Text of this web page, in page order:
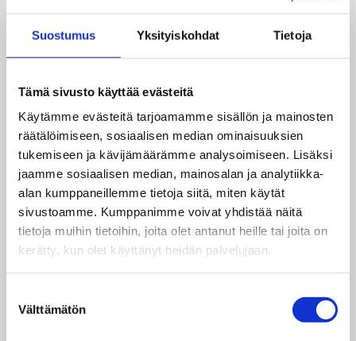
Suostumus Yksityiskohdat Tietoja
Tämä sivusto käyttää evästeitä
Käytämme evästeitä tarjoamamme sisällön ja mainosten
räätälöimiseen, sosiaalisen median ominaisuuksien
tukemiseen ja kävijämäärämme analysoimiseen. Lisäksi
jaamme sosiaalisen median, mainosalan ja analytiikka-
alan kumppaneillemme tietoja siitä, miten käytät
sivustoamme. Kumppanimme voivat yhdistää näitä
tietoja muihin tietoihin, joita olet antanut heille tai joita on
kerätty, kun olet käyttänyt heidän palvelujaan.
valinta
Välttämätön
ongelmia Guatemalassa. Näihin asioihin tahtoisin
muutosta. Vaikutan omalla toiminnalla
oikeudet toteutuisivat. Tahdon tehdä tätä työtä
myös tulevaisuudessa.
Nuorisoliikkeen kautta olemme osallistuneet
päätöksentekoon poliitikkojen kanssa ja meille
on annettu tilaa tulla kuulluksi nuoria koskevissa
asioissa. Lisäksi olemme tehneet lukuisia
ehdotuksia päättäjien suuntaan, mutta lopulta
niille on saatu aika vähän vastakaikua.
kuolee paljon ja nuoret äidit jättävät opintonsa
helposti kesken. Guatemalassa on myös paljon